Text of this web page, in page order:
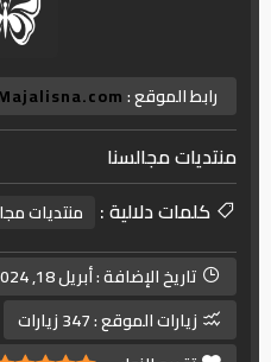
رابط الموقع :
منتديات مجالسنا
كلمات دلالية :
منتديات
تاريخ الإضافة :أبريل 18, 2024
زيارات الموقع :347 زيارات